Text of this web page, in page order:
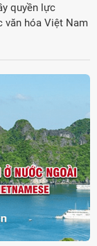
quyền lực
văn hóa Việt Nam